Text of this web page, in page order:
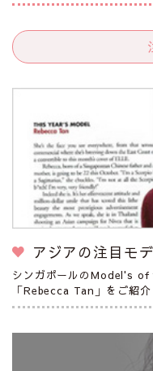
アジアの注目モ
シンガポールのModel's of
「Rebecca Tan」をご紹介